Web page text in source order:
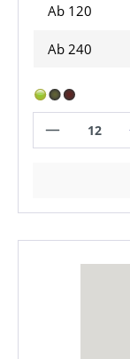
Ab 120
Ab 240